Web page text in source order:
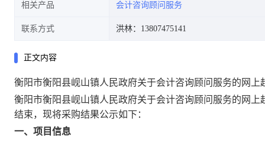
相关产品 会计咨询顾问服务
联系方式 洪林：13807475141
正文内容
衡阳市衡阳县岘山镇人民政府关于会计咨询顾问服务的网上
衡阳市衡阳县岘山镇人民政府关于会计咨询顾问服务的网上
结束，现将采购结果公示如下：
一、项目信息